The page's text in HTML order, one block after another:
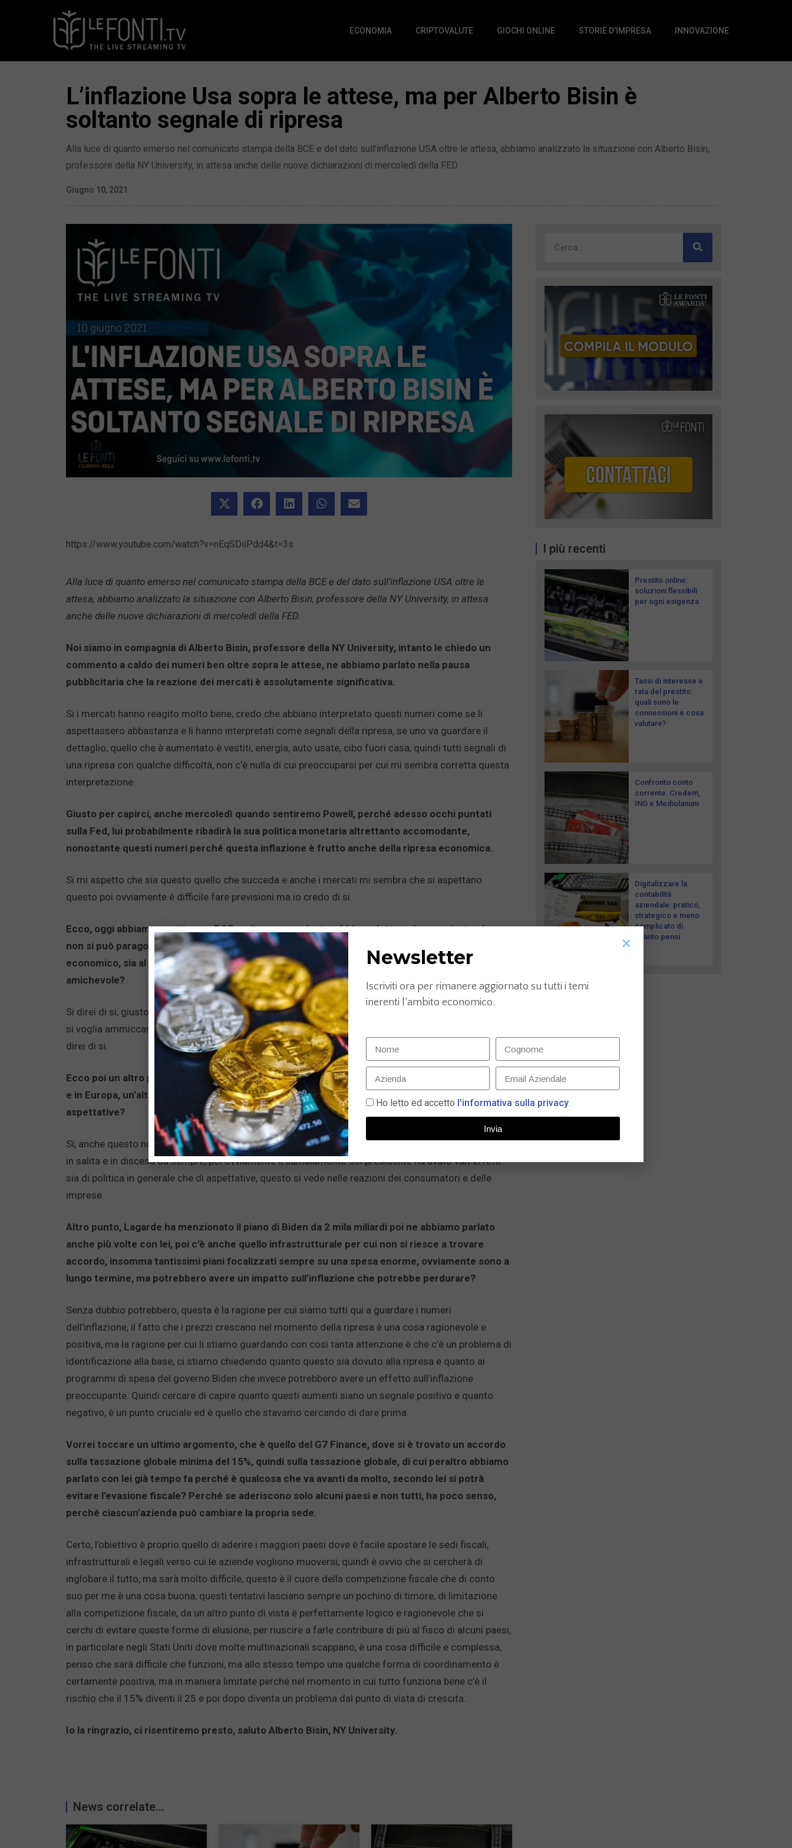
ECONOMIA CRIPTOVALUTE GIOCHI ONLINE STORIE D’IMPRESA INNOVAZIONE
L’inflazione Usa sopra le attese, ma per Alberto Bisin è
soltanto segnale di ripresa
Alla luce di quanto emerso nel comunicato stampa della BCE e del dato sull’inflazione USA oltre le attesa, abbiamo analizzato la situazione con Alberto Bisin,
professore della NY University, in attesa anche delle nuove dichiarazioni di mercoledì della FED.
Giugno 10, 2021
https://www.youtube.com/watch?v=nEqSDiiPdd4&t=3s
Alla luce di quanto emerso nel comunicato stampa della BCE e del dato sull’inflazione USA oltre le
attesa, abbiamo analizzato la situazione con Alberto Bisin, professore della NY University, in attesa
anche delle nuove dichiarazioni di mercoledì della FED.
Noi siamo in compagnia di Alberto Bisin, professore della NY University, intanto le chiedo un
commento a caldo dei numeri ben oltre sopra le attese, ne abbiamo parlato nella pausa
pubblicitaria che la reazione dei mercati è assolutamente significativa.
Si i mercati hanno reagito molto bene, credo che abbiano interpretato questi numeri come se li
aspettassero abbastanza e li hanno interpretati come segnali della ripresa, se uno va guardare il
dettaglio, quello che è aumentato è vestiti, energia, auto usate, cibo fuori casa, quindi tutti segnali di
una ripresa con qualche difficoltà, non c’è nulla di cui preoccuparsi per cui mi sembra corretta questa
interpretazione.
Giusto per capirci, anche mercoledì quando sentiremo Powell, perché adesso occhi puntati
sulla Fed, lui probabilmente ribadirà la sua politica monetaria altrettanto accomodante,
nonostante questi numeri perché questa inflazione è frutto anche della ripresa economica.
Si mi aspetto che sia questo quello che succeda e anche i mercati mi sembra che si aspettano
questo poi ovviamente è difficile fare previsioni ma io credo di si.
Ecco, oggi abbiamo sentito una BCE molto accomodante, abbiamo letto nel comunicato che
non si può paragonare la situazione negli Stati Uniti, con quella in Europa, sia al livello
economico, sia al livello di inflazione, quindi a suo avviso, è giusto questo tono fin troppo
amichevole?
Si direi di si, giusto difficile da dirsi, ma io non vedo ragioni per fare nulla di diverso, che poi appunto
si voglia ammiccare ad una situazione ancora più espansiva, questo si poteva evitare, ma comunque
direi di si.
Ecco poi un altro punto estremamente importante, è la differenza tra la ripresa negli Stati Uniti
e in Europa, un’altra cosa che volevo chiedere è come vanno le cose anche in linea con le sue
aspettative?
Si, anche questo non ci sono particolari sorprese, gli Stati Uniti hanno un’economia molto più vivace
in salita e in discesa da sempre, poi ovviamente il cambiamento del presidente ha avuto vari effetti
sia di politica in generale che di aspettative, questo si vede nelle reazioni dei consumatori e delle
imprese.
Altro punto, Lagarde ha menzionato il piano di Biden da 2 mila miliardi poi ne abbiamo parlato
anche più volte con lei, poi c’è anche quello infrastrutturale per cui non si riesce a trovare
accordo, insomma tantissimi piani focalizzati sempre su una spesa enorme, ovviamente sono a
lungo termine, ma potrebbero avere un impatto sull’inflazione che potrebbe perdurare?
Senza dubbio potrebbero, questa è la ragione per cui siamo tutti qui a guardare i numeri
dell’inflazione, il fatto che i prezzi crescano nel momento della ripresa è una cosa ragionevole e
positiva, ma la ragione per cui li stiamo guardando con così tanta attenzione è che c’è un problema di
identificazione alla base, ci stiamo chiedendo quanto questo sia dovuto alla ripresa e quanto ai
programmi di spesa del governo Biden che invece potrebbero avere un effetto sull’inflazione
preoccupante. Quindi cercare di capire quanto questi aumenti siano un segnale positivo e quanto
negativo, è un punto cruciale ed è quello che stavamo cercando di dare prima.
Vorrei toccare un ultimo argomento, che è quello del G7 Finance, dove si è trovato un accordo
sulla tassazione globale minima del 15%, quindi sulla tassazione globale, di cui peraltro abbiamo
parlato con lei già tempo fa perché è qualcosa che va avanti da molto, secondo lei si potrà
evitare l’evasione fiscale? Perché se aderiscono solo alcuni paesi e non tutti, ha poco senso,
perché ciascun’azienda può cambiare la propria sede.
Certo, l’obiettivo è proprio quello di aderire i maggiori paesi dove è facile spostare le sedi fiscali,
infrastrutturali e legali verso cui le aziende vogliono muoversi, quindi è ovvio che si cercherà di
inglobare il tutto, ma sarà molto difficile, questo è il cuore della competizione fiscale che di conto
suo per me è una cosa buona, questi tentativi lasciano sempre un pochino di timore, di limitazione
alla competizione fiscale, da un altro punto di vista è perfettamente logico e ragionevole che si
cerchi di evitare queste forme di elusione, per riuscire a farle contribuire di più al fisco di alcuni paesi,
in particolare negli Stati Uniti dove molte multinazionali scappano, è una cosa difficile e complessa,
penso che sarà difficile che funzioni, ma allo stesso tempo una qualche forma di coordinamento è
certamente positiva, ma in maniera limitate perché nel momento in cui tutto funziona bene c’è il
rischio che il 15% diventi il 25 e poi dopo diventa un problema dal punto di vista di crescita.
Io la ringrazio, ci risentiremo presto, saluto Alberto Bisin, NY University.
News correlate...
I più recenti
Prestito online:
soluzioni flessibili
per ogni esigenza
Tassi di interesse e
rata del prestito:
quali sono le
connessioni e cosa
valutare?
Confronto conto
corrente: Credem,
ING e Mediolanum
Digitalizzare la
contabilità
aziendale: pratico,
strategico e meno
complicato di
quanto pensi
Newsletter
Iscriviti ora per rimanere aggiornato su tutti i temi
inerenti l’ambito economico.
Ho letto ed accetto l'informativa sulla privacy.
Invia